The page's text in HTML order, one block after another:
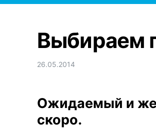
Выбираем
26.05.2014
Ожидаемый и
скоро.